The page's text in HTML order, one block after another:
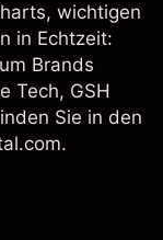
wichtigen
in Echtzeit:
Brands
Tech, GSH
Sie in den